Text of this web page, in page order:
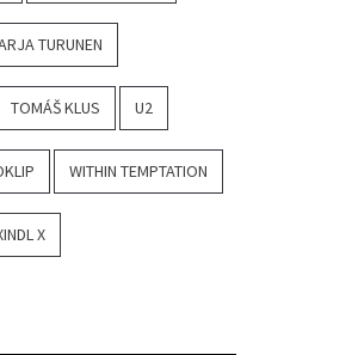
TURUNEN
TOMÁŠ KLUS U2
WITHIN TEMPTATION
X